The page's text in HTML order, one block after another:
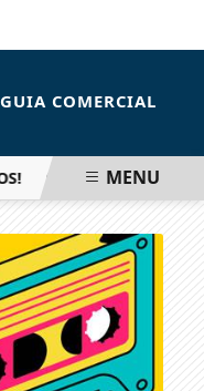
GUIA COMERCIAL
SEMÁFOROS
MENU